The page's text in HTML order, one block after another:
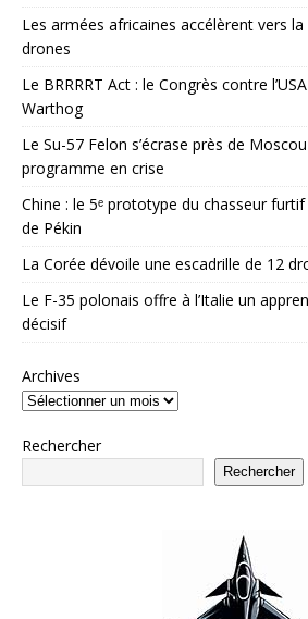
Les armées africaines accélèrent vers
drones
Le BRRRRT Act : le Congrès contre
Warthog
Le Su-57 Felon s’écrase près de
programme en crise
Chine : le 5ᵉ prototype du chasseur furtif
de Pékin
La Corée dévoile une escadrille de 12
Le F-35 polonais offre à l’Italie un
décisif
Archives
Rechercher
Rechercher